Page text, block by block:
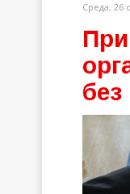
Среда, 26
без